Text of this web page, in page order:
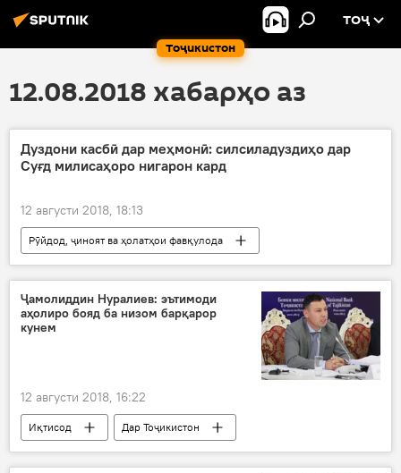
Тоҷикистон
ТОҶ
12.08.2018 хабарҳо аз
Дуздони касбӣ дар меҳмонӣ: силсиладуздиҳо дар
Суғд милисаҳоро нигарон кард
12 августи 2018, 18:13
Рӯйдод, ҷиноят ва ҳолатҳои фавқулода
Дар Тоҷикистон
дуздӣ
ҳабс
меҳмонӣ
Ҷамолиддин Нуралиев: эътимоди
аҳолиро бояд ба низом барқарор
кунем
12 августи 2018, 16:22
Иқтисод
Дар Тоҷикистон
электронӣ
эътимод ва ҳамкорӣ